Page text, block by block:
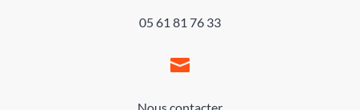
05 61 81 76 33
